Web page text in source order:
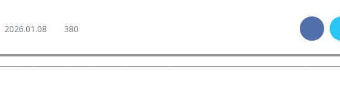
2026.01.08 380